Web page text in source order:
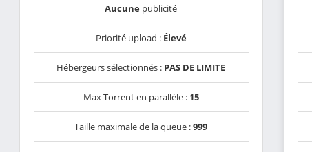
Aucune publicité
Priorité upload : Élevé
Hébergeurs sélectionnés : PAS DE LIMITE
Max Torrent en parallèle : 15
Taille maximale de la queue :999